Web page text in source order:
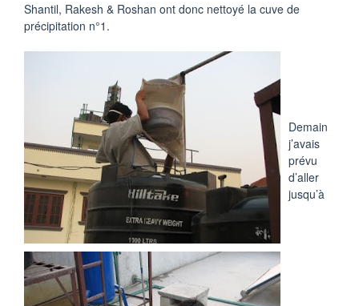
Shantil, Rakesh & Roshan ont donc nettoyé la cuve de
précipitation n°1.
Demain
j’avais
prévu
d’aller
jusqu’à